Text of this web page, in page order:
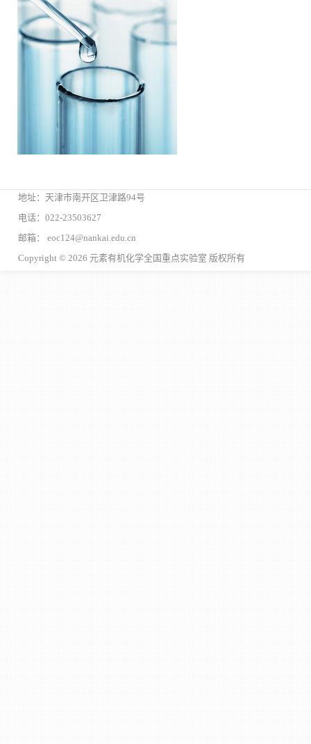
地址：天津市南开区卫津路94号
电话：022-23503627
邮箱： eoc124@nankai.edu.cn
Copyright © 2026 元素有机化学全国重点实验室 版权所有